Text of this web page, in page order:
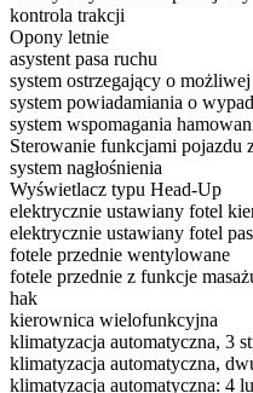
kontrola trakcji
Opony letnie
asystent pasa ruchu
system ostrzegający o
system powiadamiania o
system wspomagania
Sterowanie funkcjami pojazdu
system nagłośnienia
Wyświetlacz typu Head-Up
elektrycznie ustawiany fotel
elektrycznie ustawiany fotel
fotele przednie wentylowane
fotele przednie z funkcje
hak
kierownica wielofunkcyjna
klimatyzacja automatyczna, 3
klimatyzacja automatyczna,
klimatyzacja automatyczna: 4